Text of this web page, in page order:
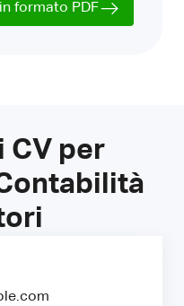
formato PDF
CV per